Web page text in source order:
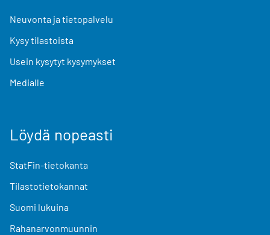
Neuvonta ja tietopalvelu
Kysy tilastoista
Usein kysytyt kysymykset
Medialle
Löydä nopeasti
StatFin-tietokanta
Tilastotietokannat
Suomi lukuina
Rahanarvonmuunnin